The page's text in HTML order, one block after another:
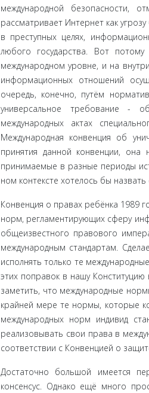
международной безопасно­сти,
рассматривает Интернет как
в преступных целях,
любого государства. Вот
международном уровне, и на
информационных отношений
очередь, конечно, путём
универсальное требование -
международных актах
Международная конвенция об
принятия данной конвенции,
принимаемые в разные периоды
ном контексте хотелось бы
Конвенция о правах ребёнка 1989
норм, регламентирующих сферу
общеизвестного правового
международным стандартам.
испол­нять только те
этих поправок в нашу
заме­тить, что международные
край­ней мере те нормы, которые
между­народных норм индивид
реализовывать свои права в
соответствии с Конвенцией о
Достаточно большой имеется
консенсус. Однако ещё много